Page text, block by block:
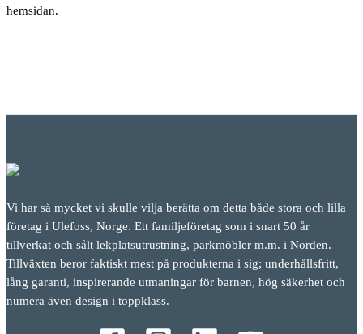
hemsidan.
Vi har så mycket vi skulle vilja berätta om detta både stora och lilla
företag i Ulefoss, Norge. Ett familjeföretag som i snart 50 år
tillverkat och sålt lekplatsutrustning, parkmöbler m.m. i Norden.
Tillväxten beror faktiskt mest på produkterna i sig; underhållsfritt,
lång garanti, inspirerande utmaningar för barnen, hög säkerhet och
numera även design i toppklass.